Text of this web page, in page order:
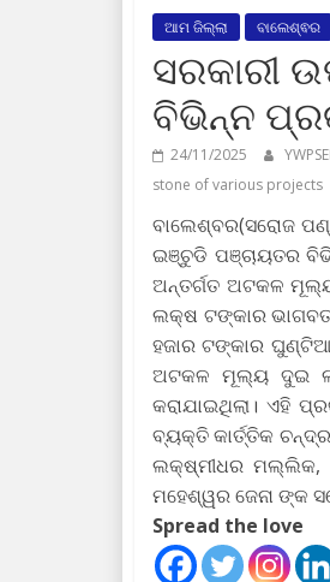
ଆମ ଜିଲ୍ଲା ବାଲେଶ୍ଵର
ସରକାରୀ
ବିଭିନ୍ନ
24/11/2025
stone of various projects
ବାଲେଶ୍ବର(ସରୋଜ
ଇଞ୍ଚୁଡି ପଞ୍ଚାୟତର
ଅନ୍ତର୍ଗତ ଅଟକଳ
ଲକ୍ଷ ଟଙ୍କାର ଭାଗବତ
ହଜାର ଟଙ୍କାର
ଅଟକଳ ମୂଲ୍ୟ ଦୁଇ
କରାଯାଇଥିଲା। ଏହି
ବ୍ୟକ୍ତି କାର୍ତ୍ତିକ
ଲକ୍ଷ୍ମୀଧର ମଲ୍ଲିକ,
ମହେଶ୍ୱର ଜେନା ଙ୍କ
Spread the love